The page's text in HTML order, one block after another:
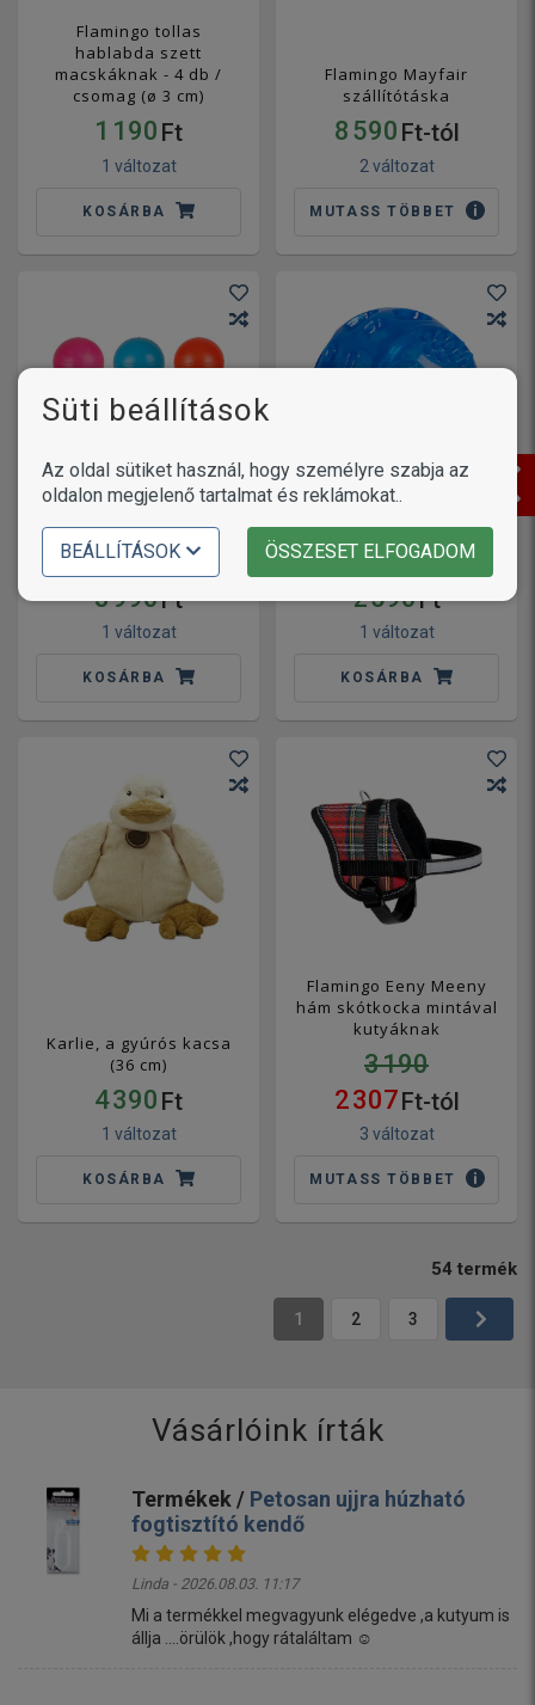
Flamingo tollas
hablabda szett
macskáknak - 4 db /
csomag (ø 3 cm)
1 190 Ft
1 változat
KOSÁRBA
Flamingo Mayfair
szállítótáska
8 590 Ft-tól
2 változat
MUTASS TÖBBET
Flamingo gumilabda
kutyajáték ( 9 cm)
3 990Ft
1 változat
KOSÁRBA
villogó leddel kutyáknak
(ø 7,5 cm)
2 590Ft
1 változat
KOSÁRBA
Karlie, a gyúrós kacsa
(36 cm)
4 390 Ft
1 változat
KOSÁRBA
Flamingo Eeny Meeny
hám skótkocka mintával
kutyáknak
3 190
2 307Ft-tól
3 változat
MUTASS TÖBBET
54 termék
1 2 3
Vásárlóink írták
Termékek / Petosan ujjra húzható
fogtisztító kendő
Linda - 2026.08.03. 11:17
Mi a termékkel megvagyunk elégedve ,a kutyum is
állja ....örülök ,hogy rátaláltam ☺️
Süti beállítások
Az oldal sütiket használ, hogy személyre szabja az
oldalon megjelenő tartalmat és reklámokat..
BEÁLLÍTÁSOK ÖSSZESET ELFOGADOM